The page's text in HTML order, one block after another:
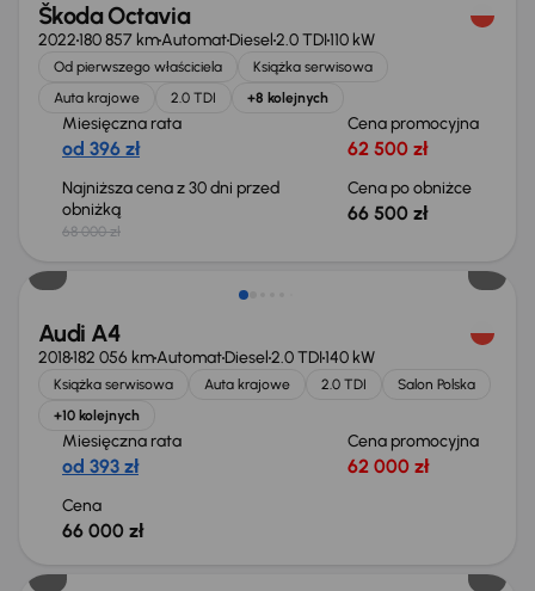
Škoda Octavia
2022180 857 kmAutomatDiesel2.0 TDI110 kW
Od pierwszego właściciela
Książka serwisowa
Auta krajowe
2.0 TDI +8 kolejnych
Miesięczna rata
od 396 zł
Cena promocyjna
62 500 zł
Najniższa cena z 30 dni przed
obniżką
68 000 zł
Cena po obniżce
66 500 zł
Audi A4
2018182 056 kmAutomatDiesel2.0 TDI140 kW
Książka serwisowa Auta krajowe 2.0 TDI
Salon Polska
+10 kolejnych
Miesięczna rata
od 393 zł
Cena promocyjna
62 000 zł
Cena
66 000 zł